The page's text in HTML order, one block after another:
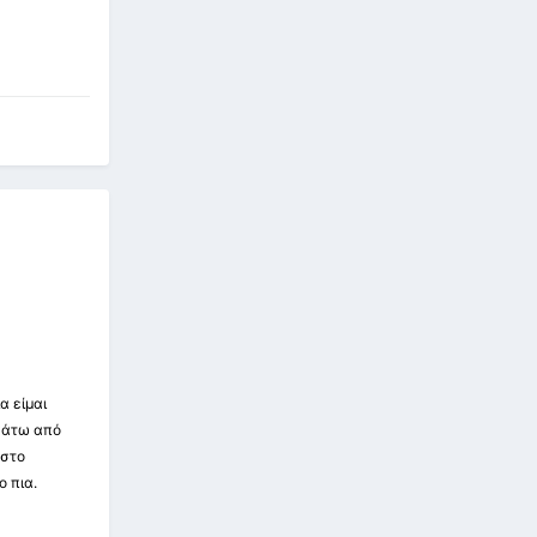
είμαι
από
πια.